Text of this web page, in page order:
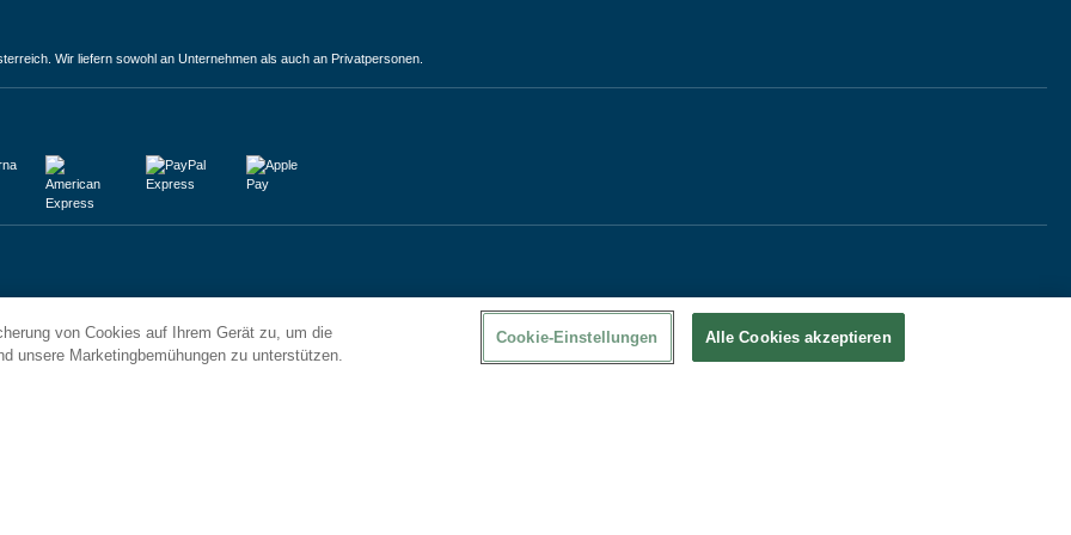
Wir liefern sowohl an Unternehmen als auch an Privatpersonen.
von Cookies auf Ihrem Gerät zu, um die
unsere Marketingbemühungen zu unterstützen.
Cookie-Einstellungen Alle Cookies akzeptieren